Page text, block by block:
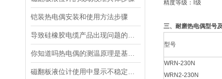
铠装热电偶安装和使用方法步骤
精度等级：Ⅰ级
三、耐磨热电偶型号
型号
WRN-230N
WRN2-230N